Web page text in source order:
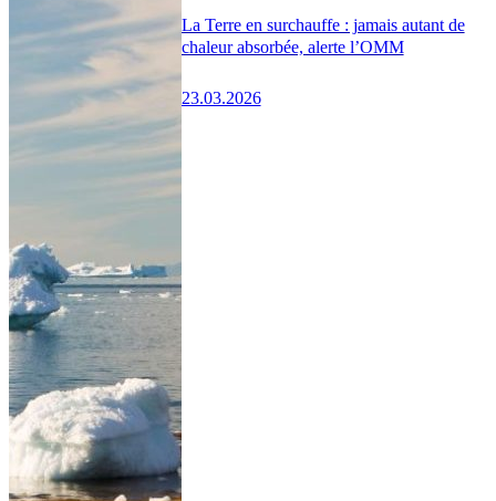
La Terre en surchauffe : jamais autant de
chaleur absorbée, alerte l’OMM
23.03.2026